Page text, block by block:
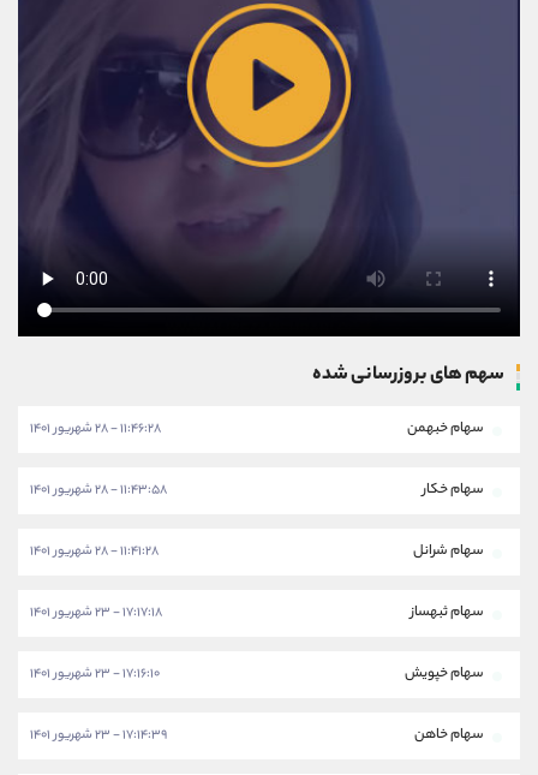
سهم های بروزرسانی شده
سهام خبهمن ۱۱:۴۶:۲۸ - ۲۸ شهریور ۱۴۰۱
سهام خکار ۱۱:۴۳:۵۸ - ۲۸ شهریور ۱۴۰۱
سهام شرانل ۱۱:۴۱:۲۸ - ۲۸ شهریور ۱۴۰۱
سهام ثبهساز ۱۷:۱۷:۱۸ - ۲۳ شهریور ۱۴۰۱
سهام خپویش ۱۷:۱۶:۱۰ - ۲۳ شهریور ۱۴۰۱
سهام خاهن ۱۷:۱۴:۳۹ - ۲۳ شهریور ۱۴۰۱